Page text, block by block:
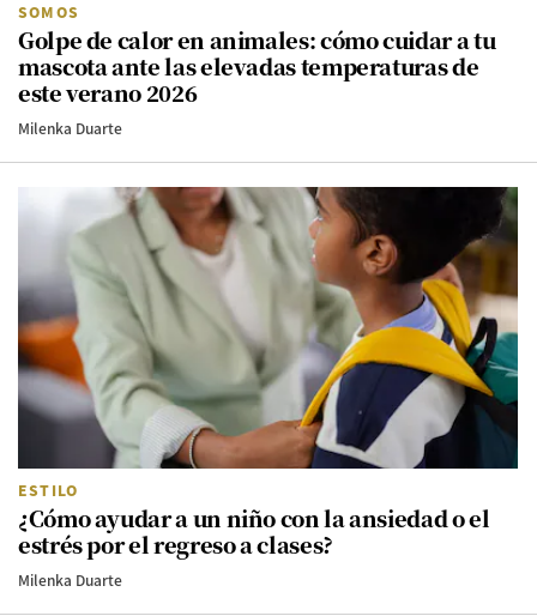
SOMOS
Golpe de calor en animales: cómo cuidar a tu
mascota ante las elevadas temperaturas de
este verano 2026
Milenka Duarte
ESTILO
¿Cómo ayudar a un niño con la ansiedad o el
estrés por el regreso a clases?
Milenka Duarte